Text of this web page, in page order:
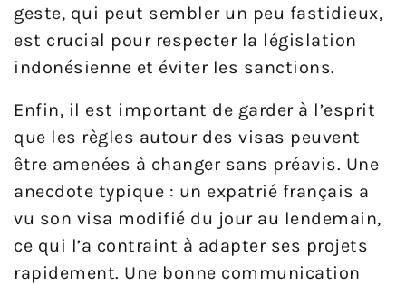
geste, qui peut sembler un peu fastidieux,
est crucial pour respecter la législation
indonésienne et éviter les sanctions.
Enfin, il est important de garder à l’esprit
que les règles autour des visas peuvent
être amenées à changer sans préavis. Une
anecdote typique : un expatrié français a
vu son visa modifié du jour au lendemain,
ce qui l’a contraint à adapter ses projets
rapidement. Une bonne communication